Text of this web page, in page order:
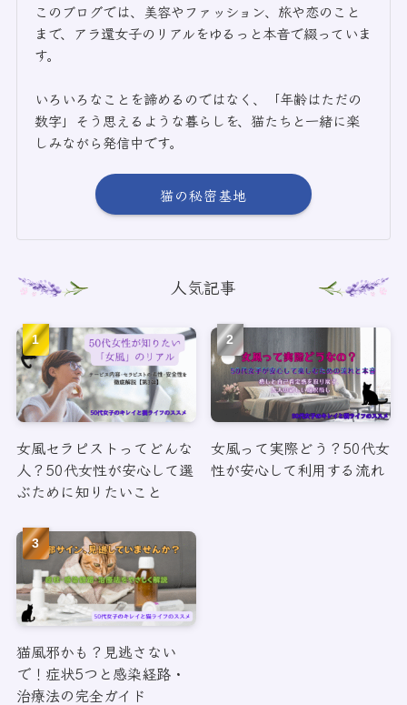
このブログでは、美容やファッション、旅や恋のこと
まで、アラ還女子のリアルをゆるっと本音で綴っていま
す。
いろいろなことを諦めるのではなく、「年齢はただの
数字」そう思えるような暮らしを、猫たちと一緒に楽
しみながら発信中です。
猫の秘密基地
人気記事
女風セラピストってどんな
人？50代女性が安心して選
ぶために知りたいこと
女風って実際どう？50代女
性が安心して利用する流れ
猫風邪かも？見逃さない
で！症状5つと感染経路・
治療法の完全ガイド